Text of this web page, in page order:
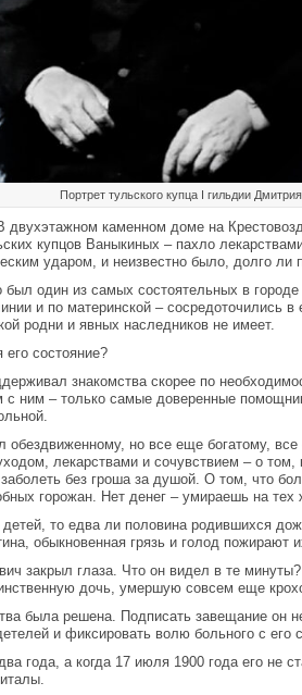
Портрет тульского купца I гильдии
двухэтажном каменном доме на
купцов Ваныкиных – пахло
ударом, и неизвестно было, долго ли
один из самых состоятельных в
и по материнской – сосредоточились
родни и явных наследников не имеет.
его состояние?
знакомства скорее по
с ним – только самые доверенные
обездвиженному, но все еще богатому,
лекарствами и сочувствием – о том,
без гроша за душой. О том, что
горожан. Нет денег – умираешь на
детей, то едва ли половина родившихся
обыкновенная грязь и голод пожирают
закрыл глаза. Что он видел в те
дочь, умершую совсем еще
была решена. Подписать завещание он
и фиксировать волю больного с его
года, а когда 17 июля 1900 года его не